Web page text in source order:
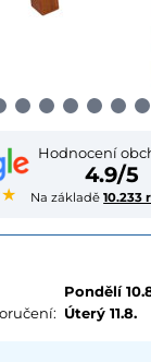
Hodnocení
4.9/5
Na základě10.233
Pondělí
Úterý 11.8.